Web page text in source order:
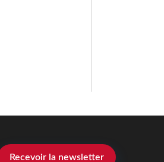
Recevoir la newsletter